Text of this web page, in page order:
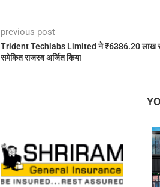
previous post
Trident Techlabs Limited ने ₹6386.20 लाख
समेकित राजस्व अर्जित किया